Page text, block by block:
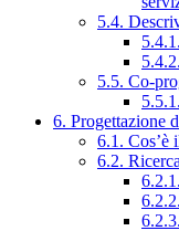
5.4.
5.5. Co-
6. Progettazione
6.1. Cos’è
6.2.